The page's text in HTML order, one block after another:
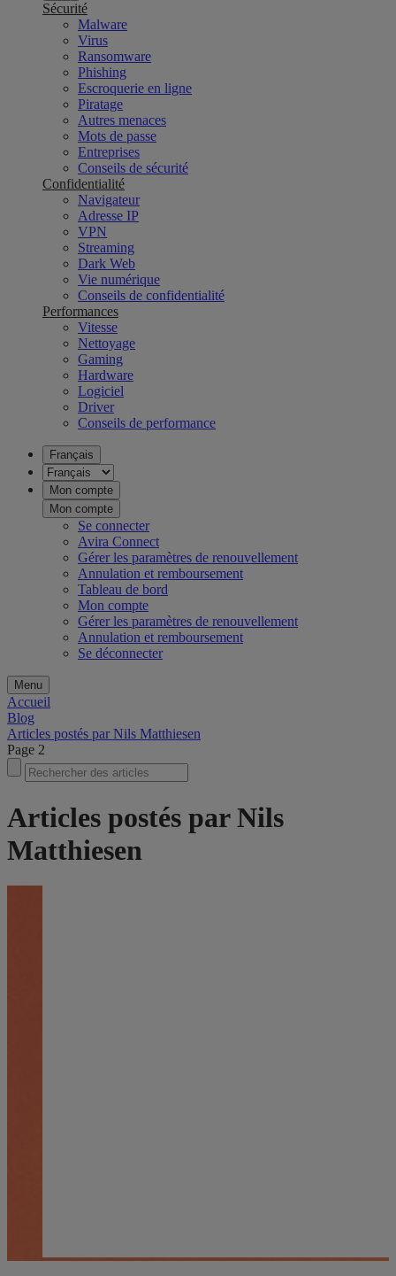
Sécurité
Malware
Virus
Ransomware
Phishing
Escroquerie en ligne
Piratage
Autres menaces
Mots de passe
Entreprises
Conseils de sécurité
Confidentialité
Navigateur
Adresse IP
VPN
Streaming
Dark Web
Vie numérique
Conseils de confidentialité
Performances
Vitesse
Nettoyage
Gaming
Hardware
Logiciel
Driver
Conseils de performance
Français
Mon compte
Mon compte
Se connecter
Avira Connect
Gérer les paramètres de renouvellement
Annulation et remboursement
Tableau de bord
Mon compte
Gérer les paramètres de renouvellement
Annulation et remboursement
Se déconnecter
Menu
Accueil
Blog
Articles postés par Nils Matthiesen
Page 2
Articles postés par Nils
Matthiesen